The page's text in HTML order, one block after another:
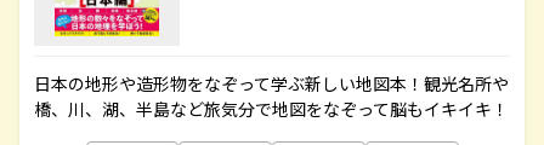
日本の地形や造形物をなぞって学ぶ新しい地図本！観光名所や
橋、川、湖、半島など旅気分で地図をなぞって脳もイキイキ！